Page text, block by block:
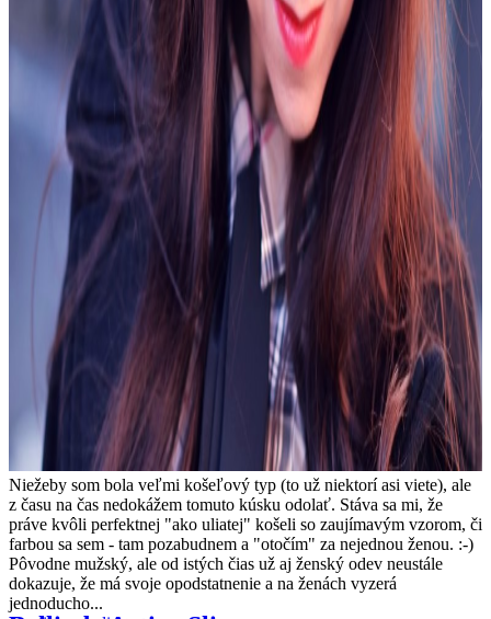
Niežeby som bola veľmi košeľový typ (to už niektorí asi viete), ale
z času na čas nedokážem tomuto kúsku odolať. Stáva sa mi, že
práve kvôli perfektnej "ako uliatej" košeli so zaujímavým vzorom, či
farbou sa sem - tam pozabudnem a "otočím" za nejednou ženou. :-)
Pôvodne mužský, ale od istých čias už aj ženský odev neustále
dokazuje, že má svoje opodstatnenie a na ženách vyzerá
jednoducho...